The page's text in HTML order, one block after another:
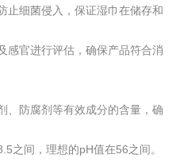
止细菌侵入，保证湿巾在储存和
感官进行评估，确保产品符合消
、防腐剂等有效成分的含量，确
之间，理想的pH值在56之间。